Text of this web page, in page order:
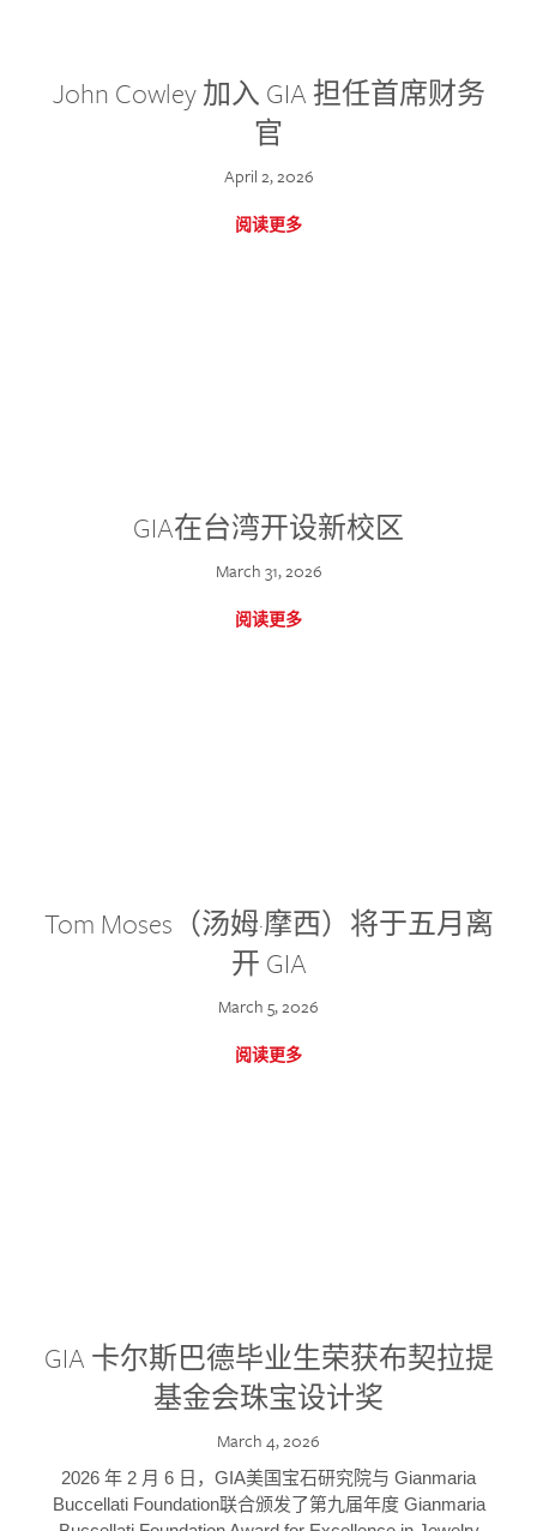
John Cowley 加入 GIA 担任首席财务
官
April 2, 2026
阅读更多
GIA在台湾开设新校区
March 31, 2026
阅读更多
Tom Moses（汤姆·摩西）将于五月离
开 GIA
March 5, 2026
阅读更多
GIA 卡尔斯巴德毕业生荣获布契拉提
基金会珠宝设计奖
March 4, 2026
2026 年 2 月 6 日，GIA美国宝石研究院与 Gianmaria
Buccellati Foundation联合颁发了第九届年度 Gianmaria